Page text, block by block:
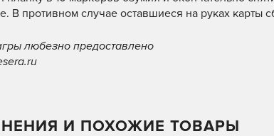
В противном случае оставшиеся на руках карты
любезно предоставлено
И ПОХОЖИЕ ТОВАРЫ